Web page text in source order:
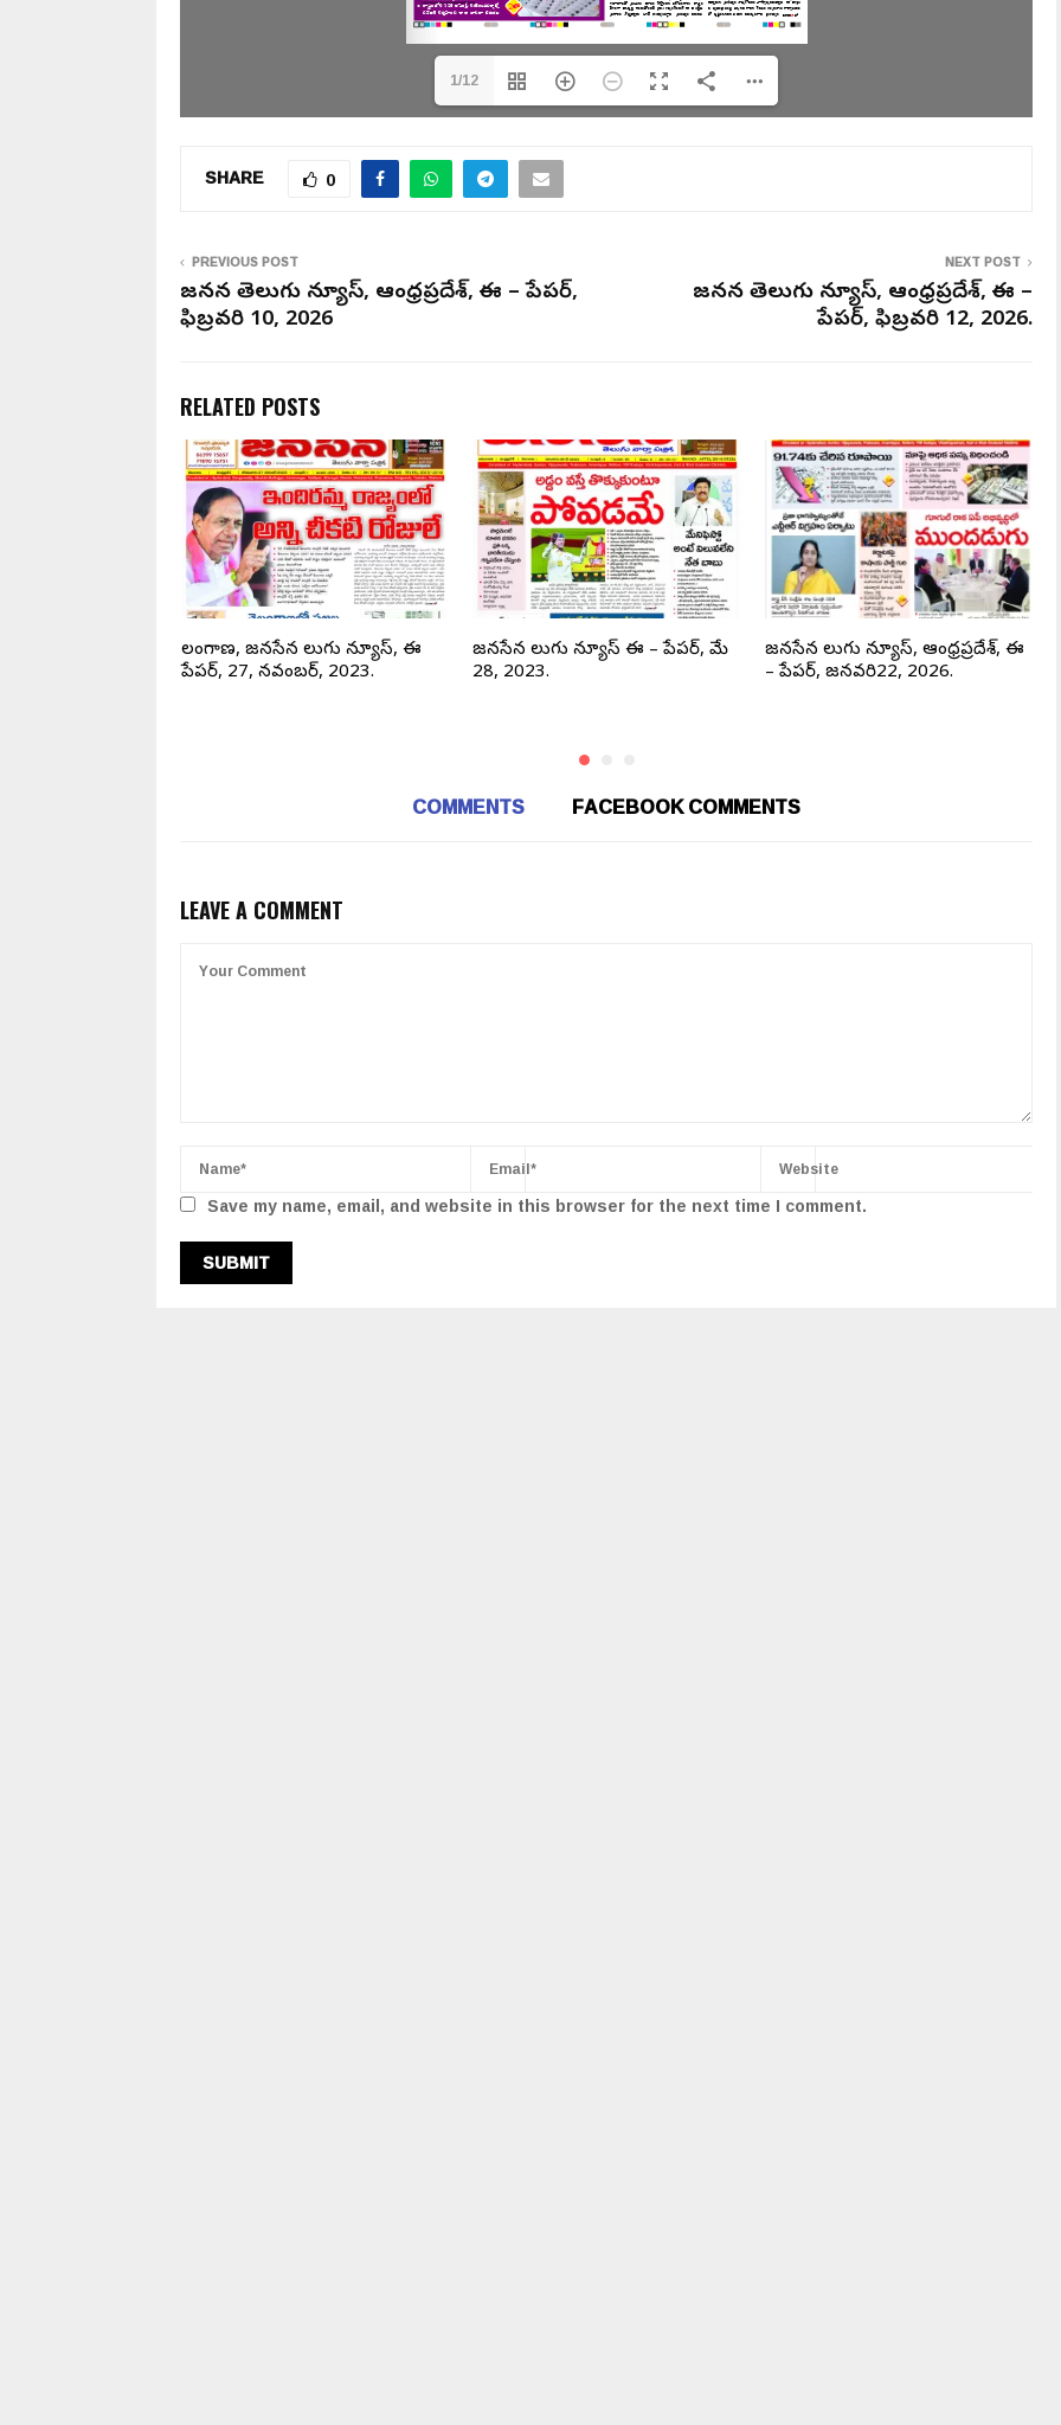
1/12
SHARE 0
PREVIOUS POST
జనసేన తెలుగు న్యూస్, ఆంధ్రప్రదేశ్, ఈ – పేపర్,
ఫిబ్రవరి 10, 2026
NEXT POST
జనసేన తెలుగు న్యూస్, ఆంధ్రప్రదేశ్, ఈ –
పేపర్, ఫిబ్రవరి 12, 2026.
RELATED POSTS
తెలంగాణ, జనసేన తెలుగు న్యూస్, ఈ
పేపర్, 27, నవంబర్, 2023.
జనసేన తెలుగు న్యూస్ ఈ – పేపర్, మే
28, 2023.
జనసేన తెలుగు న్యూస్, ఆంధ్రప్రదేశ్, ఈ
– పేపర్, జనవరి22, 2026.
COMMENTS FACEBOOK COMMENTS
LEAVE A COMMENT
Save my name, email, and website in this browser for the next time I comment.